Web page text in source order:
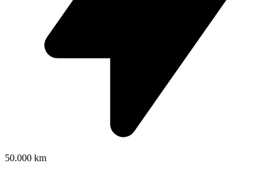
50.000 km